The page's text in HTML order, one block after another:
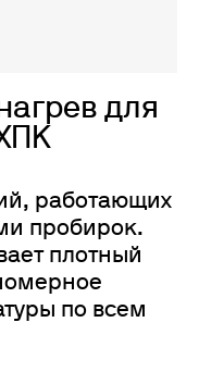
для
работающих
пробирок.
плотный
по всем